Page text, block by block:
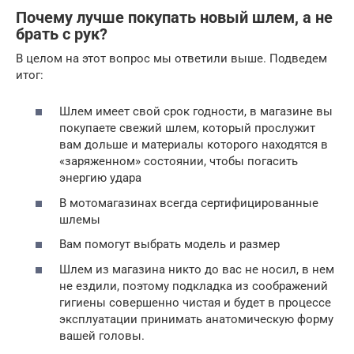
Почему лучше покупать новый шлем, а не
брать с рук?
В целом на этот вопрос мы ответили выше. Подведем
итог:
Шлем имеет свой срок годности, в магазине вы
покупаете свежий шлем, который прослужит
вам дольше и материалы которого находятся в
«заряженном» состоянии, чтобы погасить
энергию удара
В мотомагазинах всегда сертифицированные
шлемы
Вам помогут выбрать модель и размер
Шлем из магазина никто до вас не носил, в нем
не ездили, поэтому подкладка из соображений
гигиены совершенно чистая и будет в процессе
эксплуатации принимать анатомическую форму
вашей головы.